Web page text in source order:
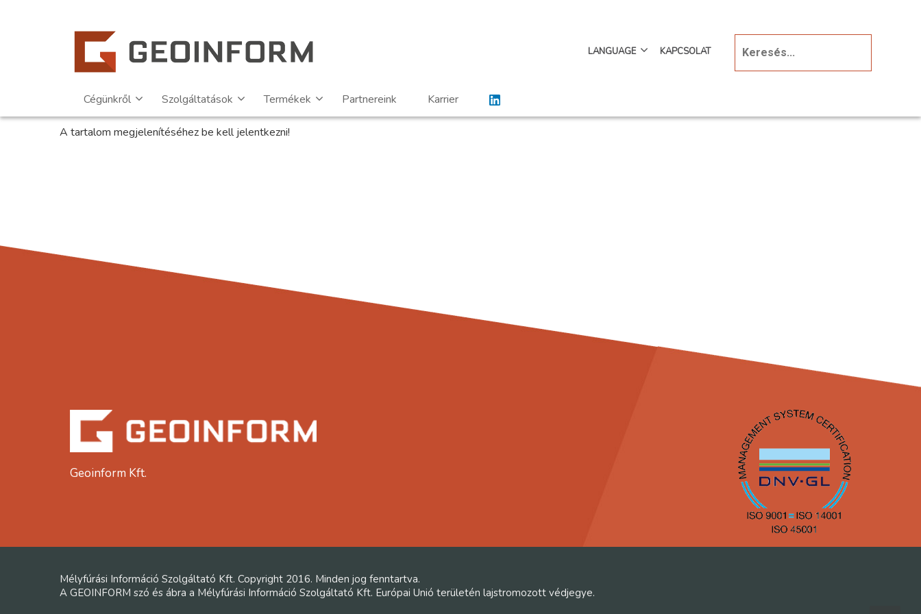
LANGUAGE KAPCSOLAT
Cégünkről Szolgáltatások Termékek Partnereink Karrier
A tartalom megjelenítéséhez be kell jelentkezni!
Geoinform Kft.
Mélyfúrási Információ Szolgáltató Kft. Copyright 2016. Minden jog fenntartva.
A GEOINFORM szó és ábra a Mélyfúrási Információ Szolgáltató Kft. Európai Unió területén lajstromozott védjegye.